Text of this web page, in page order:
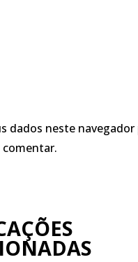
dados neste
comentar.